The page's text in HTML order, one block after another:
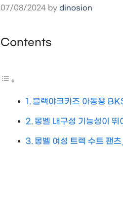
07/08/2024 by dinosion
Contents
블랙야크키즈 아동용
몽벨 내구성 기능성이
몽벨 여성 트렉 수트 팬